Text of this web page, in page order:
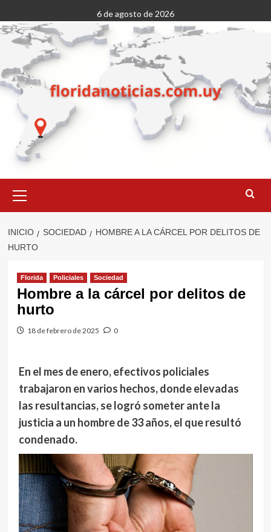
al
contenido
6 de agosto de 2026
primario
INICIO SOCIEDAD
HOMBRE A LA CÁRCEL POR DELITOS DE
HURTO
Florida Policiales Sociedad
Hombre a la cárcel por delitos de
hurto
18 de febrero de 2025 0
En el mes de enero, efectivos policiales
trabajaron en varios hechos, donde elevadas
las resultancias, se logró someter ante la
justicia a un hombre de 33 años, el que resultó
condenado.